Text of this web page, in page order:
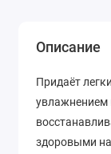
Описание
Придаёт
увлажнением
здоровыми